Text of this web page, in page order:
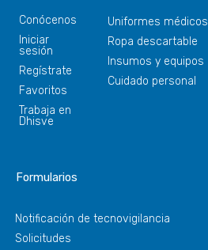
Conócenos
Iniciar
sesión
Regístrate
Favoritos
Trabaja en
Dhisve
Uniformes médicos
Ropa descartable
Insumos y equipos
Cuidado personal
Formularios
Notificación de tecnovigilancia
Solicitudes